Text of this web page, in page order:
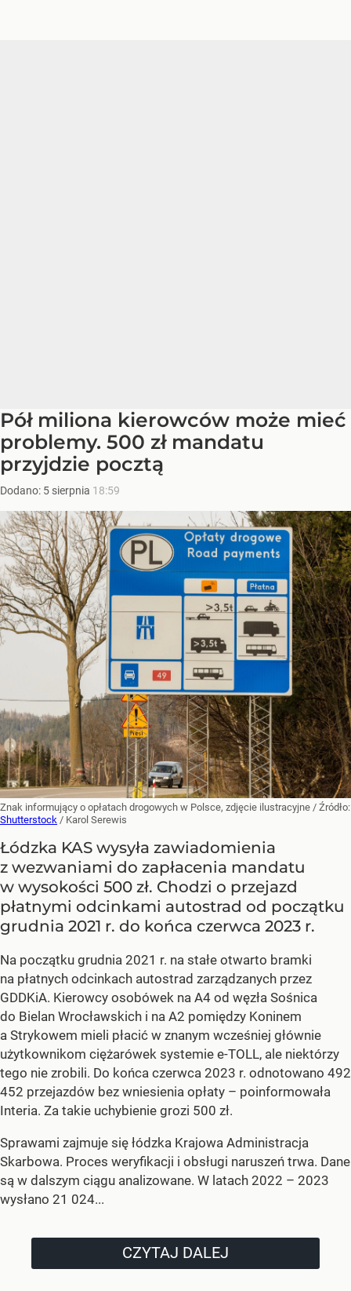
Pół miliona kierowców może mieć
problemy. 500 zł mandatu
przyjdzie pocztą
Dodano: 5 sierpnia 18:59
Znak informujący o opłatach drogowych w Polsce, zdjęcie ilustracyjne / Źródło:
Shutterstock / Karol Serewis
Łódzka KAS wysyła zawiadomienia
z wezwaniami do zapłacenia mandatu
w wysokości 500 zł. Chodzi o przejazd
płatnymi odcinkami autostrad od początku
grudnia 2021 r. do końca czerwca 2023 r.
Na początku grudnia 2021 r. na stałe otwarto bramki
na płatnych odcinkach autostrad zarządzanych przez
GDDKiA. Kierowcy osobówek na A4 od węzła Sośnica
do Bielan Wrocławskich i na A2 pomiędzy Koninem
a Strykowem mieli płacić w znanym wcześniej głównie
użytkownikom ciężarówek systemie e-TOLL, ale niektórzy
tego nie zrobili. Do końca czerwca 2023 r. odnotowano 492
452 przejazdów bez wniesienia opłaty – poinformowała
Interia. Za takie uchybienie grozi 500 zł.
Sprawami zajmuje się łódzka Krajowa Administracja
Skarbowa. Proces weryfikacji i obsługi naruszeń trwa. Dane
są w dalszym ciągu analizowane. W latach 2022 – 2023
wysłano 21 024...
CZYTAJ DALEJ